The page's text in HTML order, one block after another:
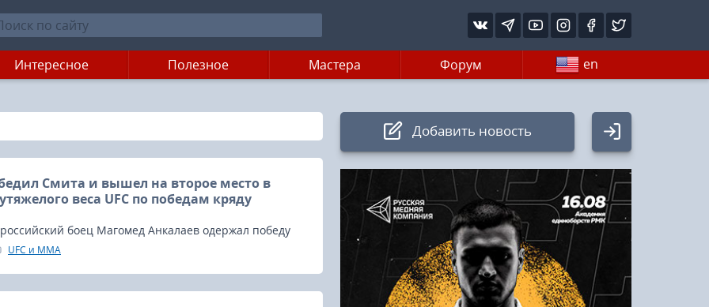
Интересное Полезное Мастера Форум en
Смита и вышел на второе место в
веса UFC по победам кряду
боец Магомед Анкалаев одержал победу
Энтони Смитом, дело было на турнире UFC 277.
UFC и MMA
Добавить новость
Авторизация
Логин:
Пароль